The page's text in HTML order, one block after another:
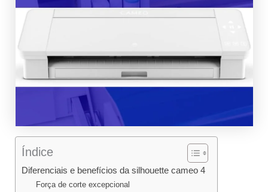
Índice
Diferenciais e benefícios da silhouette cameo 4
Força de corte excepcional